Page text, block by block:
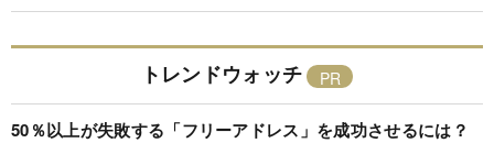
トレンドウォッチ
50％以上が失敗する「フリーアドレス」を成功させるには？